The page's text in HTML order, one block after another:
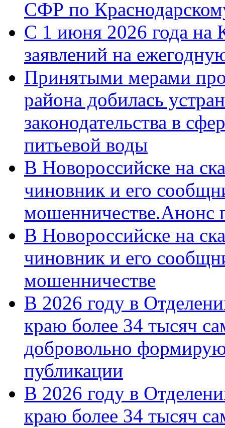
СФР по
С 1 июня 2026 года на
заявлений на
Принятыми мерами
района добилась
законодательства в
питьевой воды
В Новороссийске на
чиновник и его
мошенничестве.Анонс
В Новороссийске на
чиновник и его
мошенничестве
В 2026 году в
краю более 34 тысяч
добровольно
публикации
В 2026 году в
краю более 34 тысяч